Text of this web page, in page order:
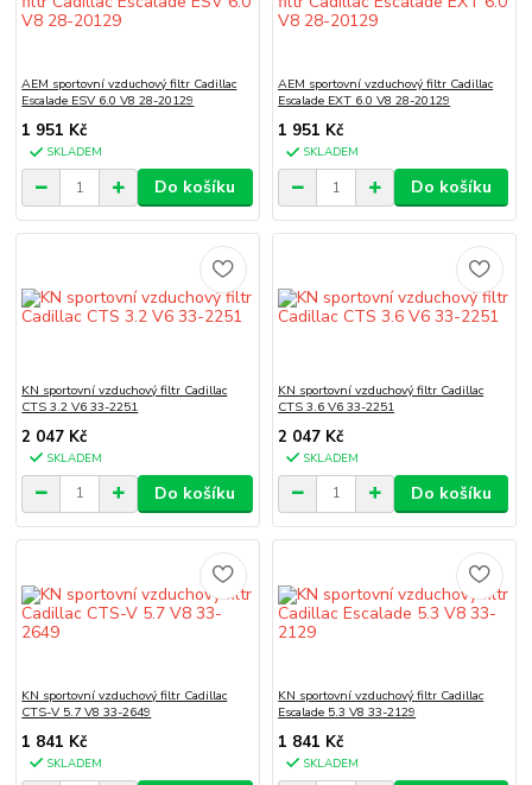
AEM sportovní vzduchový filtr Cadillac
Escalade ESV 6.0 V8 28-20129
1 951 Kč
SKLADEM
Do košíku
AEM sportovní vzduchový filtr Cadillac
Escalade EXT 6.0 V8 28-20129
1 951 Kč
SKLADEM
Do košíku
KN sportovní vzduchový filtr Cadillac
CTS 3.2 V6 33-2251
2 047 Kč
SKLADEM
Do košíku
KN sportovní vzduchový filtr Cadillac
CTS 3.6 V6 33-2251
2 047 Kč
SKLADEM
Do košíku
KN sportovní vzduchový filtr Cadillac
CTS-V 5.7 V8 33-2649
1 841 Kč
SKLADEM
KN sportovní vzduchový filtr Cadillac
Escalade 5.3 V8 33-2129
1 841 Kč
SKLADEM